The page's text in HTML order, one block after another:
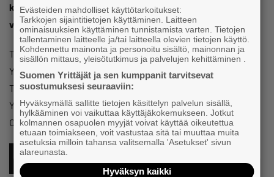
kumppaniständeille. Yrittäjä – opiskelijaständit ovat
valmiina ottamaan vastaan toimeksiantoja!
Tilaisuuden järjestävät yhteistyössä Pohjois-Pohjanmaan
Yrittäjät, KalevaMedia, Oulun yliopisto, OAMK,
Tulevaisuuden Kasvupolut, Pohjolan OP, Talenom, Oulun
Yrittäjät, Oulunseudun Uusyrityskeskus, Oulun Kärpät ja
Oulu2026.
ILMOITTAUDU TÄSTÄ MUKAAN
Evästeiden mahdolliset käyttötarkoitukset:
Tarkkojen sijaintitietojen käyttäminen. Laitteen
ominaisuuksien käyttäminen tunnistamista varten. Tietojen
tallentaminen laitteelle ja/tai laitteella olevien tietojen käyttö.
Kohdennettu mainonta ja personoitu sisältö, mainonnan ja
sisällön mittaus, yleisötutkimus ja palvelujen kehittäminen .
Suomen Yrittäjät ja sen kumppanit tarvitsevat
suostumuksesi seuraaviin:
Hyväksymällä sallitte tietojen käsittelyn palvelun sisällä,
hylkääminen voi vaikuttaa käyttäjäkokemukseen. Jotkut
kolmannen osapuolen myyjät voivat käyttää oikeutettua
etuaan toimiakseen, voit vastustaa sitä tai muuttaa muita
asetuksia milloin tahansa valitsemalla 'Asetukset' sivun
alareunasta.
Hyväksyn kaikki